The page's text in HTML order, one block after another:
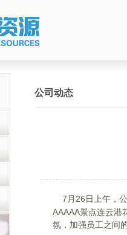
公司动态
7月26日上午，公
AAAAA景点连云港
氛，加强员工之间